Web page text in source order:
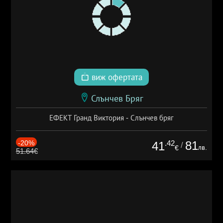
виж офертата
Слънчев Бряг
ЕФЕКТ Гранд Виктория - Слънчев бряг
-20%
51.64€ 41.42
€ / 81лв.